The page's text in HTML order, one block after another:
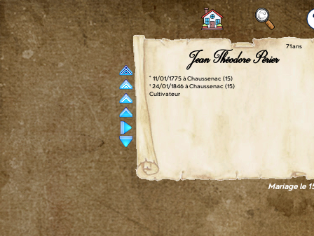
71 ans
Jean Théodore Périer
° 11/01/1775 à Chaussenac (15)
† 24/01/1846 à Chaussenac (15)
Cultivateur
Mariage le